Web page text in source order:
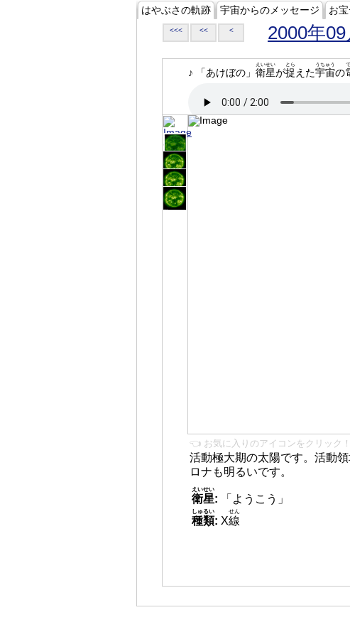
はやぶさの軌跡 宇宙からのメッセージ お
<<< << < 2000年09
♪ 「あけぼの」 衛星
えいせい
が捉
とら
えた宇宙
うちゅう
の
👈 お気に入りのアイコンをクリック！
活動極大期の太陽です。活動
ロナも明るいです。
衛星
えいせい
:
「ようこう」
種類
しゅるい
: X線
せん